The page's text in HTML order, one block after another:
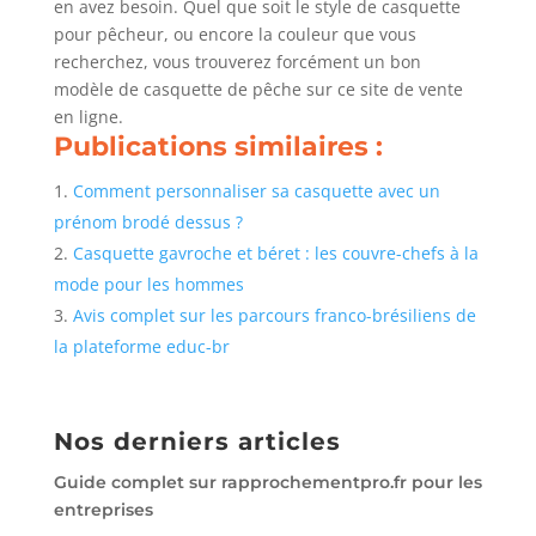
en avez besoin. Quel que soit le style de casquette
pour pêcheur, ou encore la couleur que vous
recherchez, vous trouverez forcément un bon
modèle de casquette de pêche sur ce site de vente
en ligne.
Publications similaires :
Comment personnaliser sa casquette avec un
prénom brodé dessus ?
Casquette gavroche et béret : les couvre-chefs à la
mode pour les hommes
Avis complet sur les parcours franco-brésiliens de
la plateforme educ-br
Nos derniers articles
Guide complet sur rapprochementpro.fr pour les
entreprises